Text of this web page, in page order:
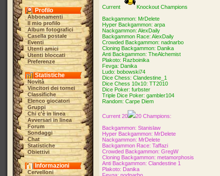
Profilo
Abbonamenti
Il mio profilo
Album fotografici
Casella postale
Eventi
Utenti amici
Utenti bloccati
Preferenze
Statistiche
Novità
Vincitori dei tornei
Classifiche
Elenco giocatori
Gruppi
Chi c'è in linea
Avversari in linea
Forum
Sondaggi
Chat
Statistiche
Obiettivi
Informazioni
Cervelloni
Current
Knockout Champions
Backgammon: MrDelete
Hyper Backgammon: arpa
Nackgammon: AlexDaily
Backgammon Race: AlexDaily
Crowded Backgammon: nadnarbo
Cloning Backgammon: Danika
Anti Backgammon: TheAlchemist
Plakoto: Razboinika
Fevga: Danika
Ludo: bobowski74
Dice Chess: Clandestine_1
Dice Chess 10x10: TT2010
Dice Poker: furbster
Triple Dice Poker: gambler104
Random: Carpe Diem
Current 20
20 Champions:
Backgammon: Stanislaw
Hyper Backgammon: MrDelete
Nackgammon: MrDelete
Backgammon Race: Taffazi
Crowded Backgammon: GregW
Cloning Backgammon: metamorphosis
Anti Backgammon: Clandestine 1
Plakoto: Danika